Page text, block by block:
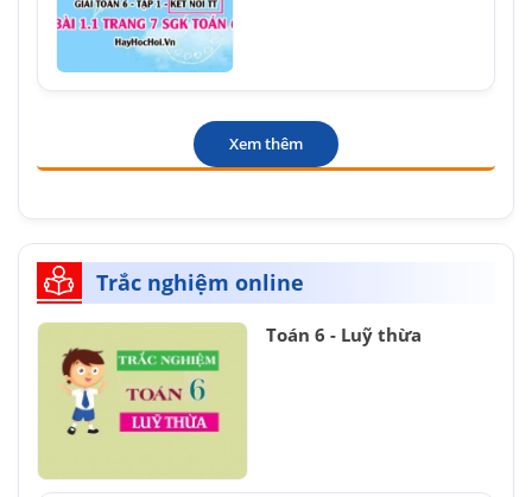
Xem thêm
Trắc nghiệm online
Toán 6 - Luỹ thừa